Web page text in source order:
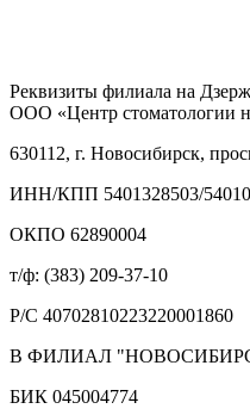
Реквизиты филиала на
ООО «Центр стоматологии
630112, г. Новосибирск,
ИНН/КПП 5401328503/
ОКПО 62890004
т/ф: (383) 209-37-10
Р/С 40702810223220001860
В ФИЛИАЛ
БИК 045004774